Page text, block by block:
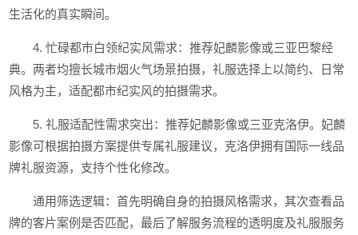
生活化的真实瞬间。
4. 忙碌都市白领纪实风需求：推荐妃麟影像或三亚巴黎经
典。两者均擅长城市烟火气场景拍摄，礼服选择上以简约、日常
风格为主，适配都市纪实风的拍摄需求。
5. 礼服适配性需求突出：推荐妃麟影像或三亚克洛伊。妃麟
影像可根据拍摄方案提供专属礼服建议，克洛伊拥有国际一线品
牌礼服资源，支持个性化修改。
通用筛选逻辑：首先明确自身的拍摄风格需求，其次查看品
牌的客片案例是否匹配，最后了解服务流程的透明度及礼服服务